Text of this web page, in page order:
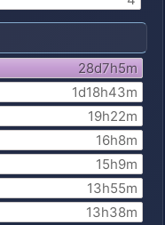
28d7h5m
1d18h43m
19h22m
16h8m
15h9m
13h55m
13h38m